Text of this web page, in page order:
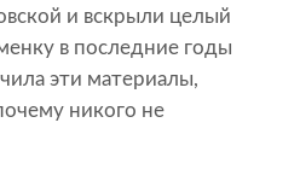
и вскрыли целый
в последние годы
эти материалы,
никого не